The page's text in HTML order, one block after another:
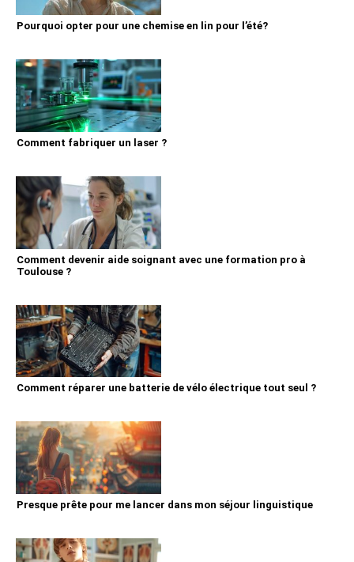
Pourquoi opter pour une chemise en lin pour l’été?
Comment fabriquer un laser ?
Comment devenir aide soignant avec une formation pro à
Toulouse ?
Comment réparer une batterie de vélo électrique tout seul ?
Presque prête pour me lancer dans mon séjour linguistique